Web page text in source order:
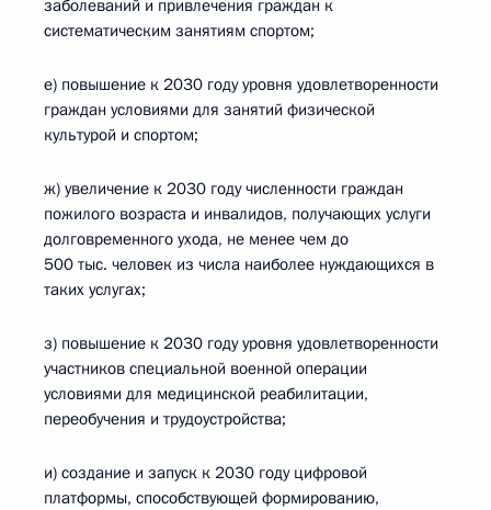
заболеваний и привлечения граждан к
систематическим занятиям спортом;
е) повышение к 2030 году уровня удовлетворенности
граждан условиями для занятий физической
культурой и спортом;
ж) увеличение к 2030 году численности граждан
пожилого возраста и инвалидов, получающих услуги
долговременного ухода, не менее чем до
500 тыс. человек из числа наиболее нуждающихся в
таких услугах;
з) повышение к 2030 году уровня удовлетворенности
участников специальной военной операции
условиями для медицинской реабилитации,
переобучения и трудоустройства;
и) создание и запуск к 2030 году цифровой
платформы, способствующей формированию,